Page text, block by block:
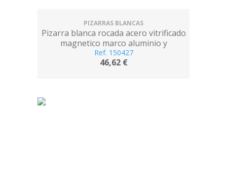
PIZARRAS BLANCAS
Pizarra blanca rocada acero vitrificado
magnetico marco aluminio y
cantoneras pvc 60x45 cm incluye
bandeja para
Ref. 150427
46,62 €